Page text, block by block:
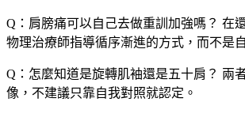
Q：肩膀痛可以自己去做重訓加強嗎？ 在
物理治療師指導循序漸進的方式，而不是
Q：怎麼知道是旋轉肌袖還是五十肩？ 兩
像，不建議只靠自我對照就認定。